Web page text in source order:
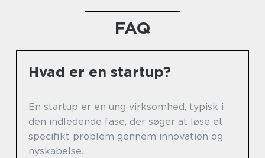
FAQ
Hvad er en startup?
En startup er en ung virksomhed, typisk i
den indledende fase, der søger at løse et
specifikt problem gennem innovation og
nyskabelse.